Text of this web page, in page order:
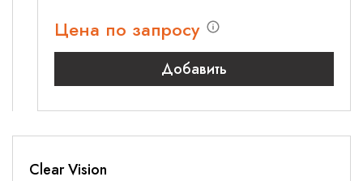
Цена по запросу
Добавить
Сlear Vision